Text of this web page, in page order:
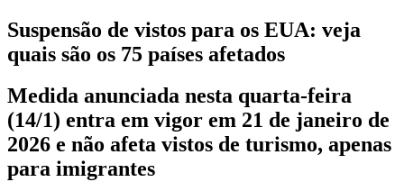
Suspensão de vistos para os EUA: veja
quais são os 75 países afetados
Medida anunciada nesta quarta-feira
(14/1) entra em vigor em 21 de janeiro de
2026 e não afeta vistos de turismo, apenas
para imigrantes